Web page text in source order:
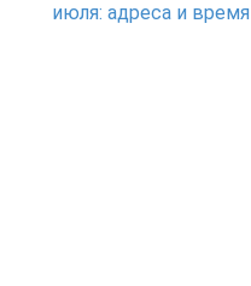
июля: адреса и время